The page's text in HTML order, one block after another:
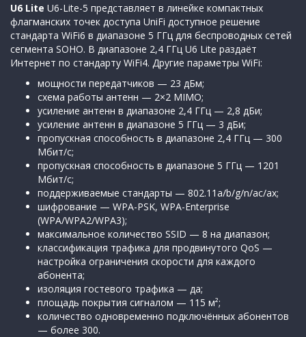
U6 Lite U6-Lite-5 представляет в линейке компактных
флагманских точек доступа UniFi доступное решение
стандарта WiFi6 в диапазоне 5 ГГц для беспроводных сетей
сегмента SOHO. В диапазоне 2,4 ГГц U6 Lite раздаёт
Интернет по стандарту WiFi4. Другие параметры WiFi:
мощности передатчиков — 23 дБм;
схема работы антенн — 2×2 MIMO;
усиление антенн в диапазоне 2,4 ГГц — 2,8 дБи;
усиление антенн в диапазоне 5 ГГц — 3 дБи;
пропускная способность в диапазоне 2,4 ГГц — 300
Мбит/с;
пропускная способность в диапазоне 5 ГГц — 1201
Мбит/с;
поддерживаемые стандарты — 802.11a/b/g/n/ac/ax;
шифрование — WPA-PSK, WPA-Enterprise
(WPA/WPA2/WPA3);
максимальное количество SSID — 8 на диапазон;
классификация трафика для продвинутого QoS —
настройка ограничения скорости для каждого
абонента;
изоляция гостевого трафика — да;
площадь покрытия сигналом — 115 м²;
количество одновременно подключённых абонентов
— более 300.